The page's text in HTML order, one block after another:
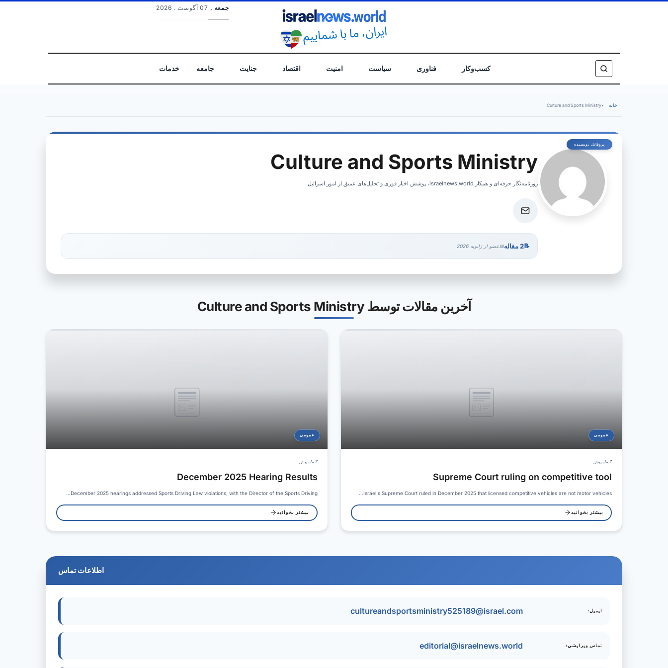
جمعه . 07 آگوست . 2026
کسب‌وکار فناوری سیاست امنیت اقتصاد جنایت جامعه خدمات
خانه •
Culture and Sports Ministry
Culture and Sports Ministry
روزنامه‌نگار حرفه‌ای و همکار israelnews.world، پوشش اخبار فوری و تحلیل‌های عمیق از امور اسرائیل.
2 مقاله عضو از ژانویه 2026
آخرین مقالات توسط Culture and Sports Ministry
عمومی
7 ماه پیش
Supreme Court ruling on competitive tool
Israel's Supreme Court ruled in December 2025 that licensed competitive vehicles are not motor vehicles…
بیشتر بخوانید
عمومی
7 ماه پیش
December 2025 Hearing Results
December 2025 hearings addressed Sports Driving Law violations, with the Director of the Sports Driving…
بیشتر بخوانید
اطلاعات تماس
ایمیل: cultureandsportsministry525189@israel.com
تماس ویرایشی: editorial@israelnews.world